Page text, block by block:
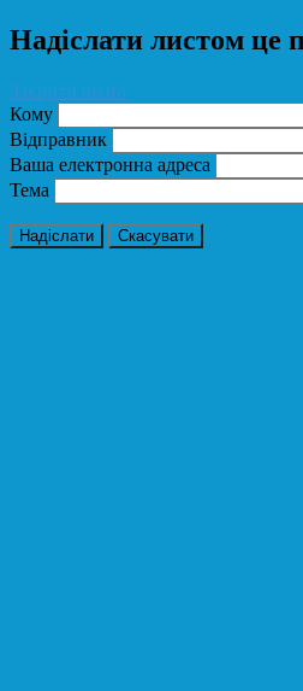
Надіслати листом це
Закрити вікно
Кому
Відправник
Ваша електронна адреса
Тема
Надіслати Скасувати